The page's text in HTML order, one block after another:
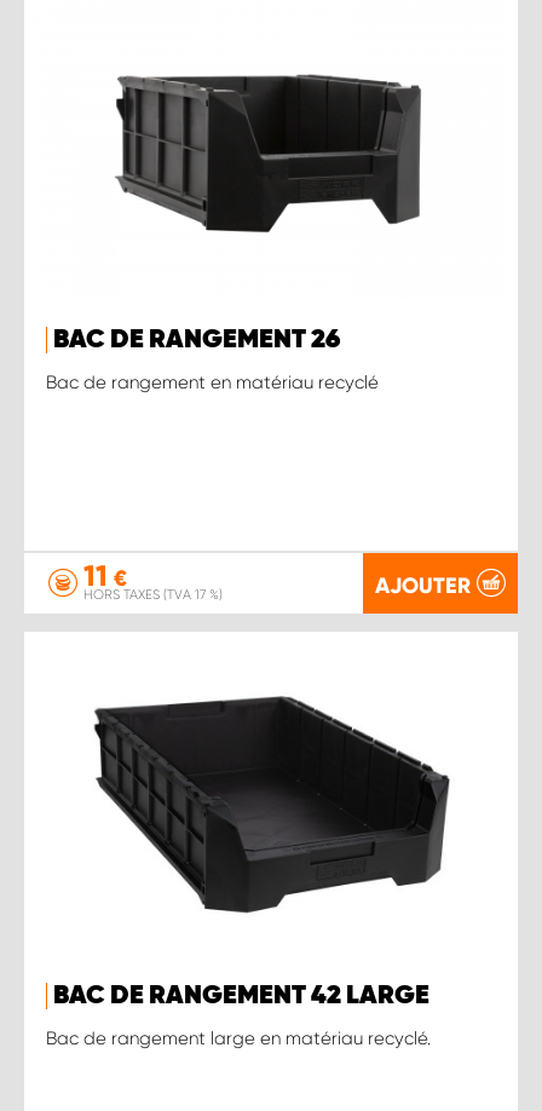
BAC DE RANGEMENT 26
Bac de rangement en matériau recyclé
11 €
HORS TAXES (TVA 17 %) AJOUTER
BAC DE RANGEMENT 42 LARGE
Bac de rangement large en matériau recyclé.